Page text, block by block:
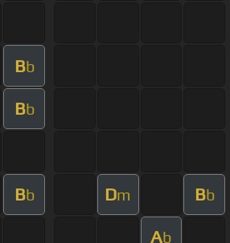
Bb
Bb
Bb Dm Bb
Ab